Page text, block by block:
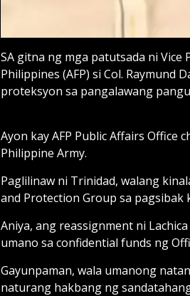
SA gitna ng mga patutsada ni
Philippines (AFP) si Col.
proteksyon sa pangalawang
Ayon kay AFP Public Affairs Office
Philippine Army.
Paglilinaw ni Trinidad, walang
and Protection Group sa pagsibak
Aniya, ang reassignment ni
umano sa confidential funds ng
Gayunpaman, wala umanong
naturang hakbang ng